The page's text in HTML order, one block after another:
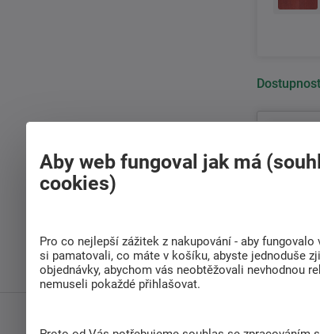
+420
Po-Pá
Doprava
Aby web fungoval jak má
cookies)
Pro co nejlepší zážitek z nakupování - aby fungovalo
si pamatovali, co máte v košíku, abyste jednoduše
objednávky, abychom vás neobtěžovali nevhodnou
nemuseli pokaždé přihlašovat.